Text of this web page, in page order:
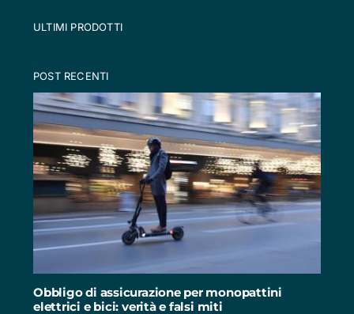
ULTIMI PRODOTTI
POST RECENTI
Obbligo di assicurazione per monopattini
elettrici e bici: verità e falsi miti